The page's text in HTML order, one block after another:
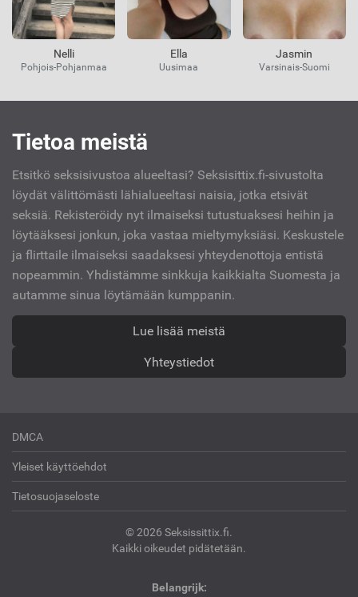
Nelli
Pohjois-Pohjanmaa
Ella
Uusimaa
Jasmin
Varsinais-Suomi
Kiinnostavat
linkit
Tietoa meistä
Etsitkö seksisivustoa alueeltasi? Seksisittix.fi-sivustolta
löydät välittömästi lähialueeltasi naisia, jotka etsivät
seksiä. Rekisteröidy nyt ilmaiseksi tutustuaksesi heihin ja
löytääksesi jonkun, joka vastaa mieltymyksiäsi. Keskustele
ja flirttaile ilmaiseksi saadaksesi yhteydenottoja entistä
nopeammin. Yhdistämme sinkkuja kaikkialta Suomesta ja
autamme sinua löytämään kumppanin.
Lue lisää meistä
Yhteystiedot
DMCA
Yleiset käyttöehdot
Tietosuojaseloste
© 2026 Seksissittix.fi.
Kaikki oikeudet pidätetään.
Belangrijk: